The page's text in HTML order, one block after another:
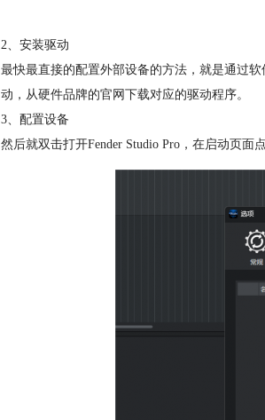
2、安装驱动
最快最直接的配置外部设备的方法，就是通过
动，从硬件品牌的官网下载对应的驱动程序。
3、配置设备
然后就双击打开Fender Studio Pro，在启动页